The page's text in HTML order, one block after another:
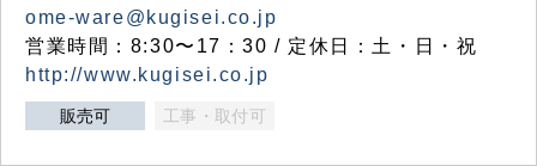
ome-ware@kugisei.co.jp
営業時間：8:30〜17：30 / 定休日：土・日・祝
http://www.kugisei.co.jp
販売可 工事・取付可